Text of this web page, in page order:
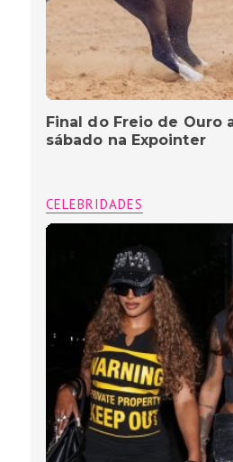
Final do Freio de Ouro
sábado na Expointer
CELEBRIDADES